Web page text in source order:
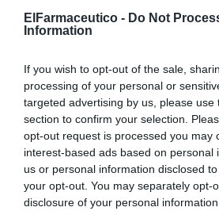
ElFarmaceutico - Do Not
Information
If you wish to opt-out of the sale,
processing of your personal or
targeted advertising by us, please use
section to confirm your selection.
opt-out request is processed you may
interest-based ads based on personal
us or personal information disclosed
your opt-out. You may separately opt-
disclosure of your personal
y la promoción de hábitos
farmacéutico como unagente
más allá de su labor asistencial
Visibilizar el alcance real de
Uno de los ejes clave del proyecto
ciudadanía conozca mejor el
farmacéutica, en un contexto en
y capilaridad de la red de